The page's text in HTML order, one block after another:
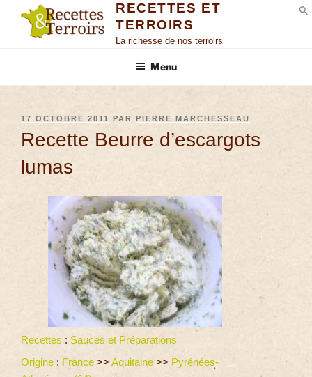
RECETTES ET
TERROIRS
La richesse de nos terroirs
Menu
17 OCTOBRE 2011 PAR PIERRE MARCHESSEAU
Recette Beurre d’escargots
lumas
Recettes : Sauces et Préparations
Origine : France >> Aquitaine >> Pyrénées-